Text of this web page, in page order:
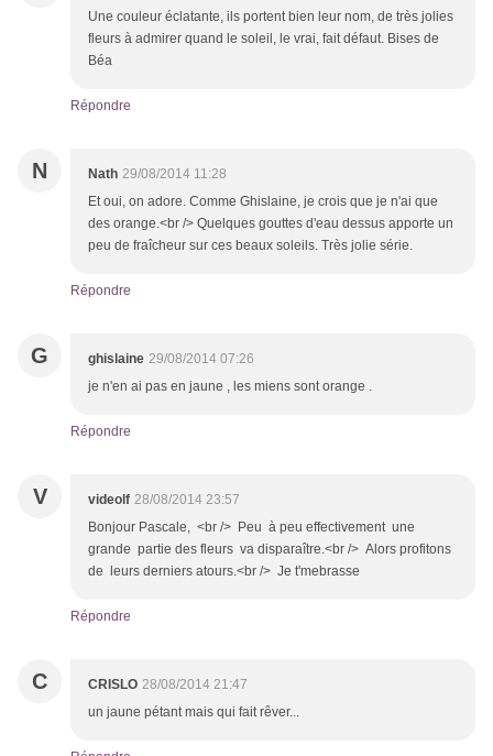
Une couleur éclatante, ils portent bien leur nom, de très jolies
fleurs à admirer quand le soleil, le vrai, fait défaut. Bises de
Béa
Répondre
N Nath 29/08/2014 11:28
Et oui, on adore. Comme Ghislaine, je crois que je n'ai que
des orange.<br /> Quelques gouttes d'eau dessus apporte un
peu de fraîcheur sur ces beaux soleils. Très jolie série.
Répondre
G ghislaine 29/08/2014 07:26
je n'en ai pas en jaune , les miens sont orange .
Répondre
V videolf 28/08/2014 23:57
Bonjour Pascale, <br /> Peu à peu effectivement une
grande partie des fleurs va disparaître.<br /> Alors profitons
de leurs derniers atours.<br /> Je t'mebrasse
Répondre
C CRISLO 28/08/2014 21:47
un jaune pétant mais qui fait rêver...